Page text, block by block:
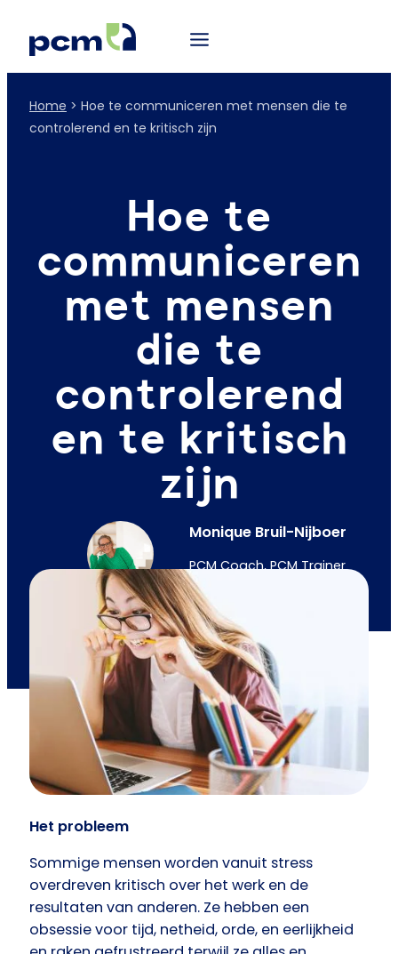
Home > Hoe te communiceren met mensen die te
controlerend en te kritisch zijn
Hoe te
communiceren
met mensen
die te
controlerend
en te kritisch
zijn
Monique Bruil-Nijboer
PCM Coach, PCM Trainer
Het probleem
Sommige mensen worden vanuit stress
overdreven kritisch over het werk en de
resultaten van anderen. Ze hebben een
obsessie voor tijd, netheid, orde, en eerlijkheid